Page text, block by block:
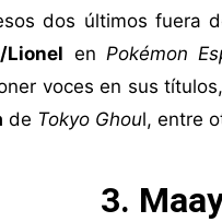
dos últimos fuera
Lionel en Pokémon
voces en sus
de Tokyo Ghoul, entre
3.